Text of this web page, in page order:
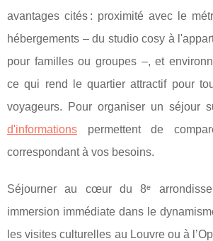
avantages cités : proximité avec le
hébergements – du studio cosy à
pour familles ou groupes –, et
ce qui rend le quartier attractif pour
voyageurs. Pour organiser un séjour
d'informations permettent de
correspondant à vos besoins.
Séjourner au cœur du 8ᵉ
immersion immédiate dans le
les visites culturelles au Louvre ou à